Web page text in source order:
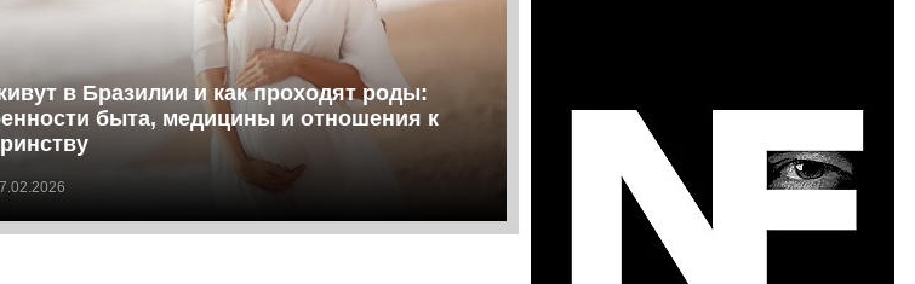
в Бразилии и как проходят роды:
быта, медицины и отношения к